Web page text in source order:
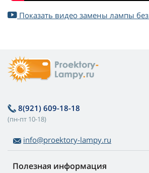
Показать видео замены лампы
8(921) 609-18-18
(пн-пт 10-18)
info@proektory-lampy.ru
Полезная информация